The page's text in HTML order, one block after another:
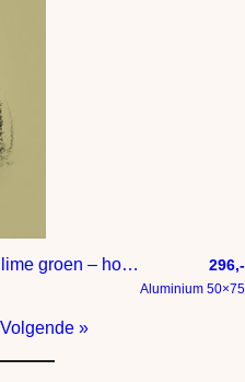
Abstract kunstwerk danseres in lime groen – houtskool tekening 296,-
Aluminium 50×75
Volgende »